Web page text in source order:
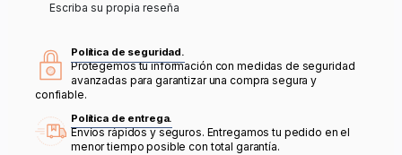
Escriba su propia reseña
Política de seguridad.
Protegemos tu información con medidas de seguridad
avanzadas para garantizar una compra segura y
confiable.
Política de entrega.
Envíos rápidos y seguros. Entregamos tu pedido en el
menor tiempo posible con total garantía.